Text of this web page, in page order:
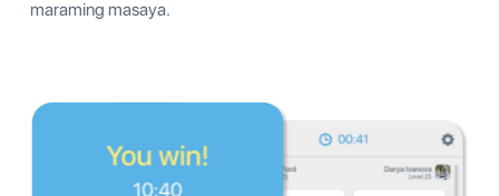
maraming masaya.